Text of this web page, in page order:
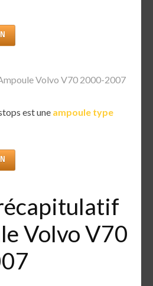
Volvo V70 2000-2007
est une ampoule type
Volvo V70